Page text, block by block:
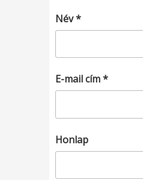
Név*
E-mail cím*
Honlap